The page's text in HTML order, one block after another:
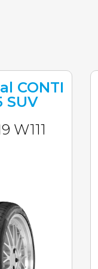
CONTI
SUV
W111